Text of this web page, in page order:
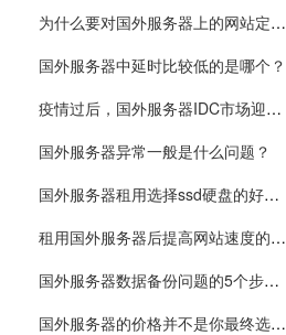
为什么要对国外服务器上的网站定期备份？
国外服务器中延时比较低的是哪个？
疫情过后，国外服务器IDC市场迎来大爆发
国外服务器异常一般是什么问题？
国外服务器租用选择ssd硬盘的好处在哪里
租用国外服务器后提高网站速度的几个方法？
国外服务器数据备份问题的5个步骤一定要知道
国外服务器的价格并不是你最终选择的因素